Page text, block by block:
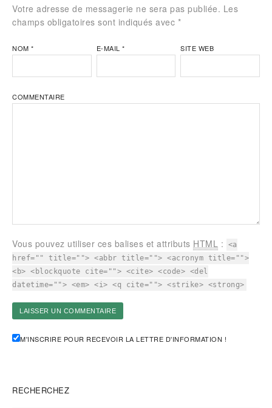
Votre adresse de messagerie ne sera pas publiée. Les
champs obligatoires sont indiqués avec *
NOM * E-MAIL* SITE WEB
COMMENTAIRE
Vous pouvez utiliser ces balises et attributs HTML :
<a
href="" title=""> <abbr title=""> <acronym title="">
<b> <blockquote cite=""> <cite> <code> <del
datetime=""> <em> <i> <q cite=""> <strike> <strong>
M'INSCRIRE POUR RECEVOIR LA LETTRE D'INFORMATION !
RECHERCHEZ